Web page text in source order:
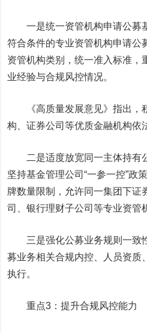
一是统一资管机构申请公募
符合条件的专业资管机构申请公
资管机构类别，统一准入标准，
业经验与合规风控情况。
《高质量发展意见》指出，
构、证券公司等优质金融机构依
二是适度放宽同一主体持有
坚持基金管理公司“一参一控”政
牌数量限制，允许同一集团下证
司、银行理财子公司等专业资管
三是强化公募业务规则一致
募业务相关合规内控、人员资质
执行。
重点3：提升合规风控能力